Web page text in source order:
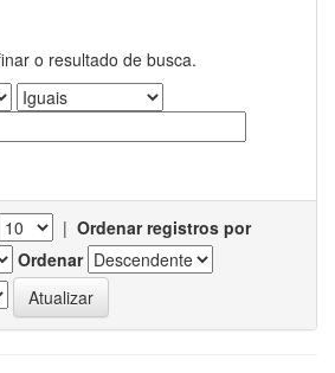
o resultado de busca.
| Ordenar registros por
Ordenar